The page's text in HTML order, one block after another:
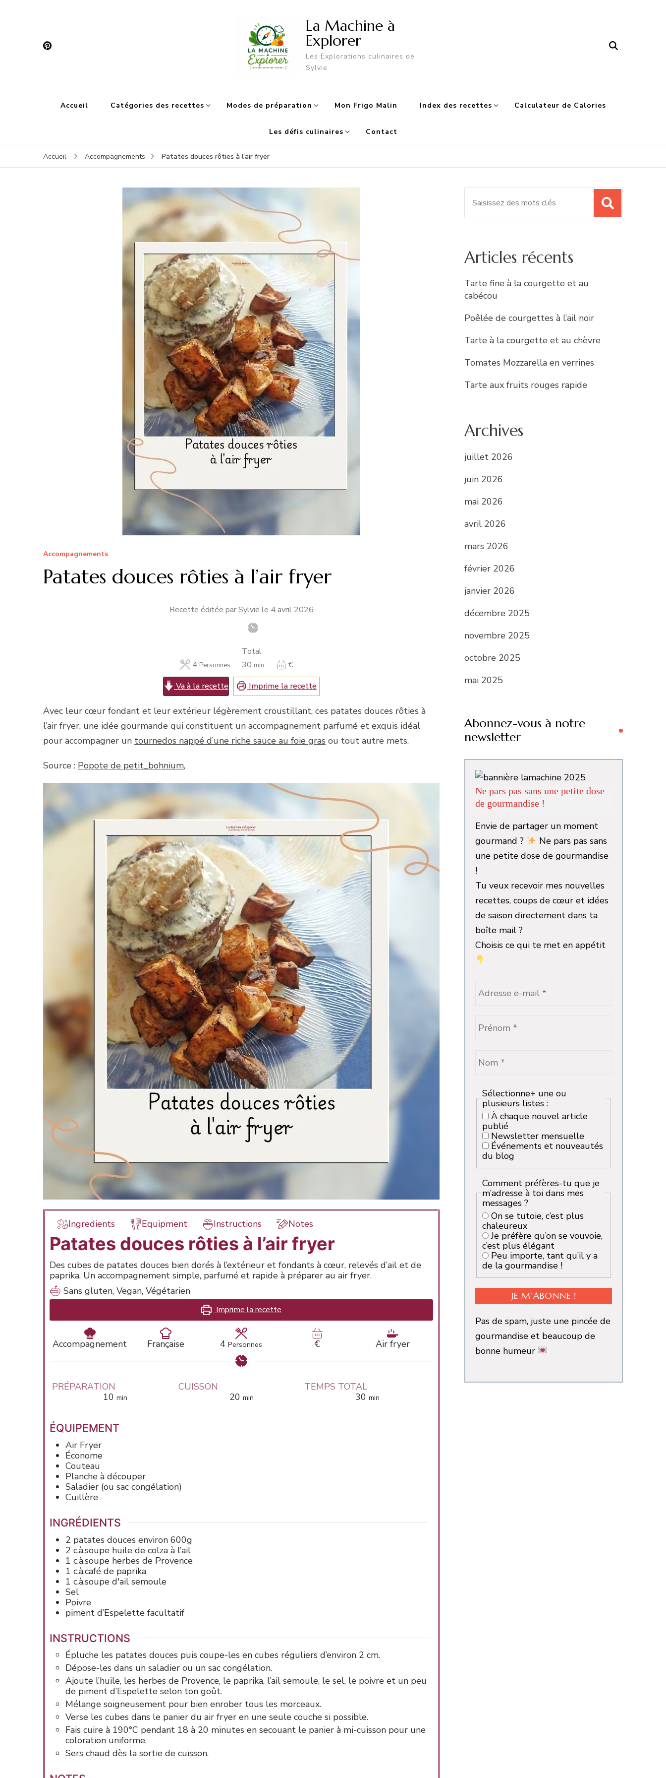
La Machine à
Explorer
Les Explorations culinaires de
Sylvie
Accueil Catégories des recettes Modes de préparation Mon Frigo Malin Index des recettes Calculateur de Calories
Les défis culinaires Contact
Accueil Accompagnements Patates douces rôties à l’air fryer
Accompagnements
Patates douces rôties à l’air fryer
Recette éditée par Sylvie le 4 avril 2026
4 Personnes
Total
30 minutes
min
€
Va à la recette
Imprime la recette
Avec leur cœur fondant et leur extérieur légèrement croustillant, ces patates douces rôties à
l’air fryer, une idée gourmande qui constituent un accompagnement parfumé et exquis idéal
pour accompagner un tournedos nappé d’une riche sauce au foie gras ou tout autre mets.
Source : Popote de petit_bohnium,
Ingredients Equipment Instructions Notes
Patates douces rôties à l’air fryer
Des cubes de patates douces bien dorés à l’extérieur et fondants à cœur, relevés d’ail et de
paprika. Un accompagnement simple, parfumé et rapide à préparer au air fryer.
Sans gluten, Vegan, Végétarien
Imprime la recette
Accompagnement Française 4 Personnes € Air fryer
PRÉPARATION
10minutes
min
CUISSON
20minutes
min
TEMPS TOTAL
30 minutes
min
ÉQUIPEMENT
Air Fryer
Économe
Couteau
Planche à découper
Saladier (ou sac congélation)
Cuillère
INGRÉDIENTS
2 patates douces environ 600g
2 c.à.soupe huile de colza à l’ail
1 c.à.soupe herbes de Provence
1 c.à.café de paprika
1 c.à.soupe d'ail semoule
Sel
Poivre
piment d’Espelette facultatif
INSTRUCTIONS
Épluche les patates douces puis coupe-les en cubes réguliers d’environ 2 cm.
Dépose-les dans un saladier ou un sac congélation.
Ajoute l’huile, les herbes de Provence, le paprika, l’ail semoule, le sel, le poivre et un peu
de piment d’Espelette selon ton goût.
Mélange soigneusement pour bien enrober tous les morceaux.
Verse les cubes dans le panier du air fryer en une seule couche si possible.
Fais cuire à 190°C pendant 18 à 20 minutes en secouant le panier à mi-cuisson pour une
coloration uniforme.
Sers chaud dès la sortie de cuisson.
Articles récents
Tarte fine à la courgette et au
cabécou
Poêlée de courgettes à l’ail noir
Tarte à la courgette et au chèvre
Tomates Mozzarella en verrines
Tarte aux fruits rouges rapide
Archives
juillet 2026
juin 2026
mai 2026
avril 2026
mars 2026
février 2026
janvier 2026
décembre 2025
novembre 2025
octobre 2025
mai 2025
Abonnez-vous à notre
newsletter
Ne pars pas sans une petite dose
de gourmandise !
Envie de partager un moment
gourmand ?
Ne pars pas sans
une petite dose de gourmandise
!
Tu veux recevoir mes nouvelles
recettes, coups de cœur et idées
de saison directement dans ta
boîte mail ?
Choisis ce qui te met en appétit
Sélectionne+ une ou
plusieurs listes :
À chaque nouvel article
publié
Newsletter mensuelle
Événements et nouveautés
du blog
Comment préfères-tu que je
m’adresse à toi dans mes
messages ?
On se tutoie, c’est plus
chaleureux
Je préfère qu’on se vouvoie,
c’est plus élégant
de la gourmandise !
Pas de spam, juste une pincée de
gourmandise et beaucoup de
bonne humeur